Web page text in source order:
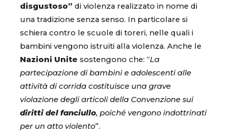
disgustoso” di violenza realizzato in nome di
una tradizione senza senso. In particolare si
schiera contro le scuole di toreri, nelle quali i
bambini vengono istruiti alla violenza. Anche le
Nazioni Unite sostengono che: “La
partecipazione di bambini e adolescenti alle
attività di corrida costituisce una grave
violazione degli articoli della Convenzione sui
diritti del fanciullo, poiché vengono indottrinati
per un atto violento”.